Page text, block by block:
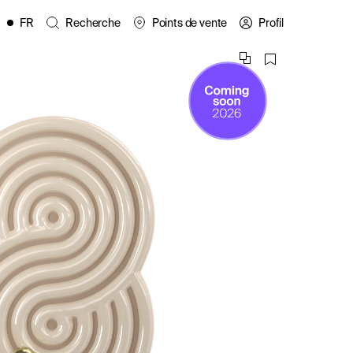
FR Recherche Points de vente Profil